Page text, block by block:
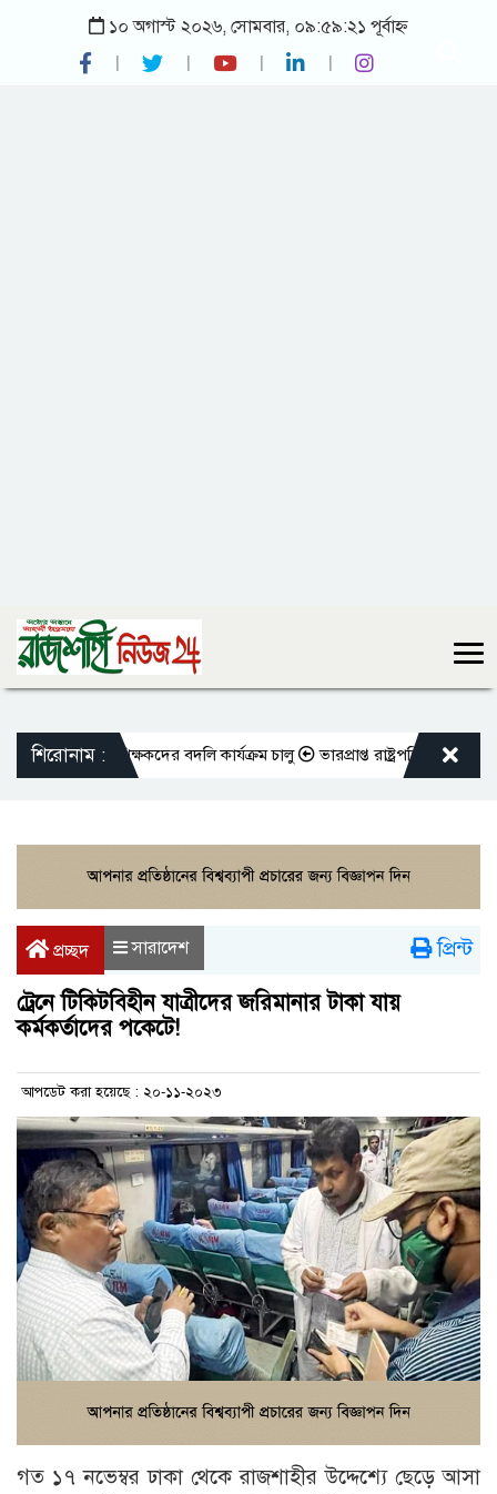
১০ অগাস্ট ২০২৬, সোমবার, ০৯:৫৯:২১ পূর্বাহ্ন
শিরোনাম :
শিক্ষকদের বদলি কার্যক্রম চালু ভারপ্রাপ্ত রাষ্ট্রপতিকে শুভেচ্ছা
প্রচ্ছদ সারাদেশ প্রিন্ট
ট্রেনে টিকিটবিহীন যাত্রীদের জরিমানার টাকা যায়
কর্মকর্তাদের পকেটে!
আপডেট করা হয়েছে : ২০-১১-২০২৩
গত ১৭ নভেম্বর ঢাকা থেকে রাজশাহীর উদ্দেশ্যে ছেড়ে আসা